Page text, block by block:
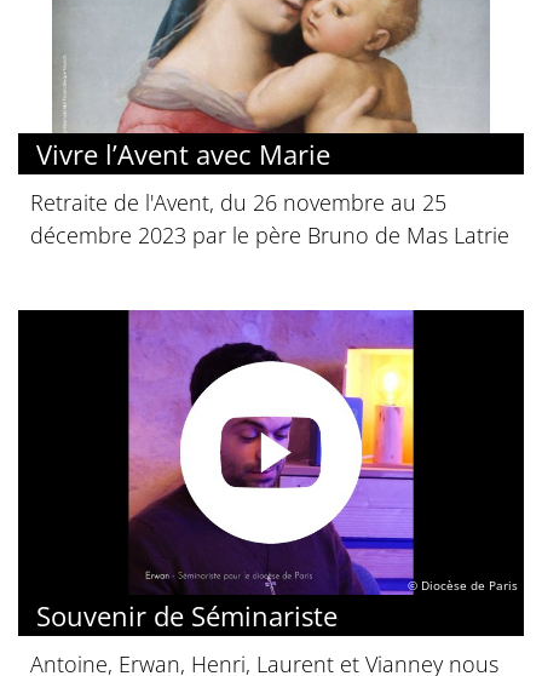
Vivre l’Avent avec Marie
Retraite de l'Avent, du 26 novembre au 25
décembre 2023 par le père Bruno de Mas Latrie
© Diocèse de Paris
Souvenir de Séminariste
Antoine, Erwan, Henri, Laurent et Vianney nous